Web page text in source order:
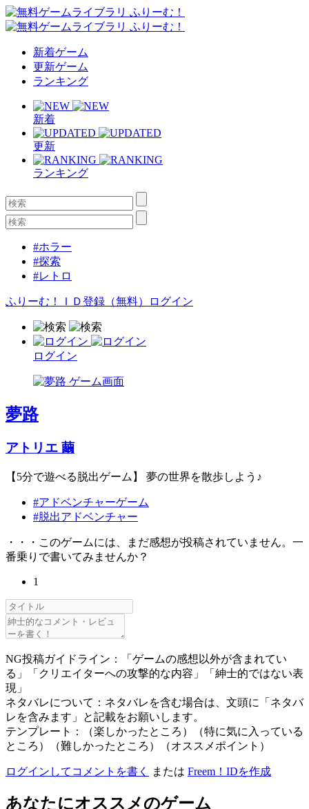
新着ゲーム
更新ゲーム
ランキング
新着
更新
ランキング
#ホラー
#探索
#レトロ
ふりーむ！ＩＤ登録（無料） ログイン
ログイン
夢路
アトリエ 繭
【5分で遊べる脱出ゲーム】 夢の世界を散歩しよう♪
#アドベンチャーゲーム
#脱出アドベンチャー
・・・このゲームには、まだ感想が投稿されていません。一
番乗りで書いてみませんか？
1
NG投稿ガイドライン：「ゲームの感想以外が含まれてい
る」「クリエイターへの攻撃的な内容」「紳士的ではない表
現」
ネタバレについて：ネタバレを含む場合は、文頭に「ネタバ
レを含みます」と記載をお願いします。
テンプレート：（楽しかったところ）（特に気に入っている
ところ）（難しかったところ）（オススメポイント）
ログインしてコメントを書く または Freem！IDを作成
あなたにオススメのゲーム